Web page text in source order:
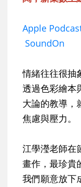
Apple
SoundOn
情緒往往很抽
透過色彩繪本
大論的教導，
焦慮與壓力。
江學瀅老師在
畫作，最珍貴
我們願意放下